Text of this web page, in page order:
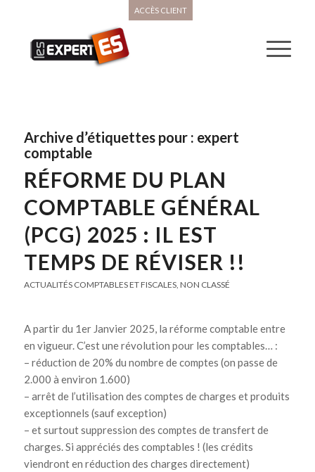
ACCÈS CLIENT
Archive d’étiquettes pour : expert
comptable
RÉFORME DU PLAN
COMPTABLE GÉNÉRAL
(PCG) 2025 : IL EST
TEMPS DE RÉVISER !!
ACTUALITÉS COMPTABLES ET FISCALES, NON CLASSÉ
A partir du 1er Janvier 2025, la réforme comptable entre
en vigueur. C’est une révolution pour les comptables… :
– réduction de 20% du nombre de comptes (on passe de
2.000 à environ 1.600)
– arrêt de l’utilisation des comptes de charges et produits
exceptionnels (sauf exception)
– et surtout suppression des comptes de transfert de
charges. Si appréciés des comptables ! (les crédits
viendront en réduction des charges directement)